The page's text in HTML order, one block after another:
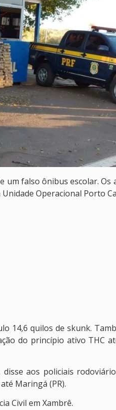
falso ônibus escolar. Os
Operacional Porto
14,6 quilos de skunk.
do princípio ativo THC
aos policiais
Maringá (PR).
Civil em Xambrê.